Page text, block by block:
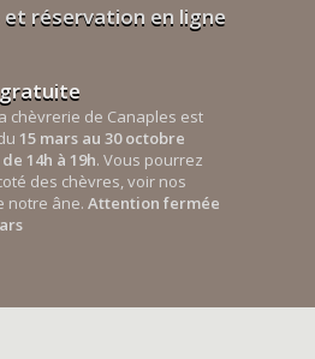
réservation en ligne
chèvrerie de Canaples est
15 mars au 30 octobre
14h à 19h. Vous pourrez
des chèvres, voir nos
notre âne. Attention fermée